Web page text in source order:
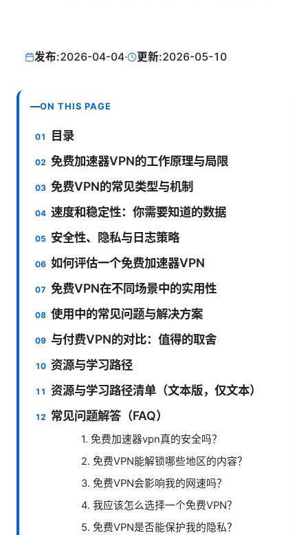
发布:2026-04-04· 更新:2026-05-10
ON THIS PAGE
目录
免费加速器VPN的工作原理与局限
免费VPN的常见类型与机制
速度和稳定性：你需要知道的数据
安全性、隐私与日志策略
如何评估一个免费加速器VPN
免费VPN在不同场景中的实用性
使用中的常见问题与解决方案
与付费VPN的对比：值得的取舍
资源与学习路径
资源与学习路径清单（文本版，仅文本）
常见问题解答（FAQ）
1. 免费加速器vpn真的安全吗？
2. 免费VPN能解锁哪些地区的内容？
3. 免费VPN会影响我的网速吗？
4. 我应该怎么选择一个免费VPN？
5. 免费VPN是否能保护我的隐私？